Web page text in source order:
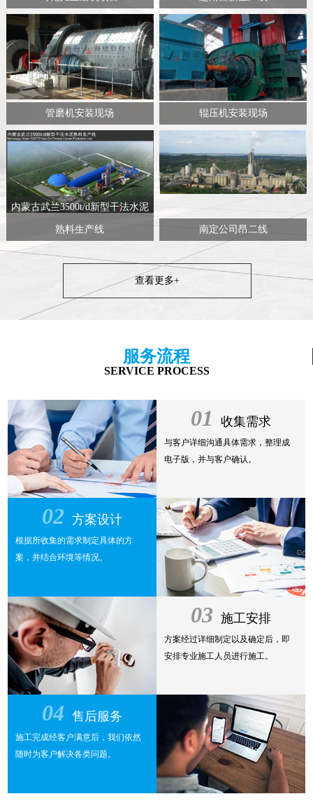
管磨机安装现场 辊压机安装现场
内蒙古武兰3500t/d新型干法水泥
熟料生产线 南定公司昂二线
查看更多+
服务流程
SERVICE PROCESS
01 收集需求
与客户详细沟通具体需求，整理成
电子版，并与客户确认。
02 方案设计
根据所收集的需求制定具体的方
案，并结合环境等情况。
03 施工安排
方案经过详细制定以及确定后，即
安排专业施工人员进行施工。
04 售后服务
施工完成经客户满意后，我们依然
随时为客户解决各类问题。